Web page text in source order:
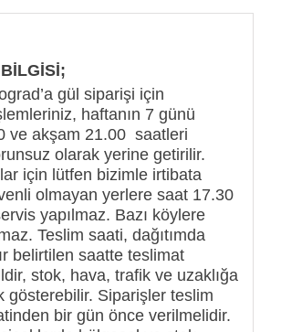
gül siparişi için
haftanın 7 günü
ve akşam 21.00 saatleri
olarak yerine getirilir.
için lütfen bizimle irtibata
olmayan yerlere saat 17.30
yapılmaz. Bazı köylere
Teslim saati, dağıtımda
belirtilen saatte teslimat
stok, hava, trafik ve uzaklığa
gösterebilir. Siparişler teslim
bir gün önce verilmelidir.